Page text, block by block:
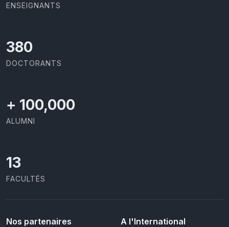
ENSEIGNANTS
403
DOCTORANTS
+ 100,000
ALUMNI
13
FACULTÉS
Nos partenaires A l'International